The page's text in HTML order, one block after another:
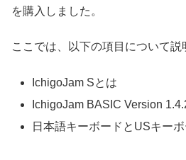
を購入しました。
ここでは、以下の項目について説
IchigoJam Sとは
IchigoJam BASIC Version
日本語キーボードとUSキー